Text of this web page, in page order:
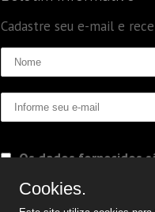
Cadastre seu e-mail e
Os dados fornecidos
Cookies.